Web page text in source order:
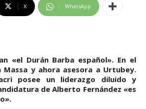
X WhatsApp
«el Durán Barba español». En el
Massa y ahora asesora a Urtubey.
posee un liderazgo diluido y
de Alberto Fernández «es